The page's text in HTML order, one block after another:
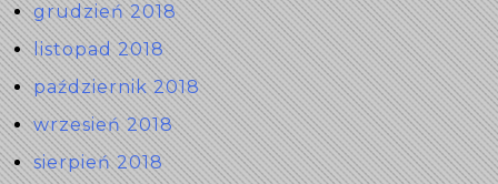
grudzień 2018
listopad 2018
październik 2018
wrzesień 2018
sierpień 2018